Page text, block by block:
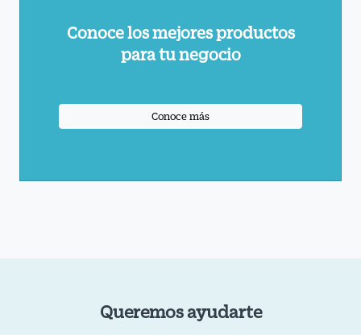
Conoce los mejores productos
para tu negocio
Conoce más
Queremos ayudarte